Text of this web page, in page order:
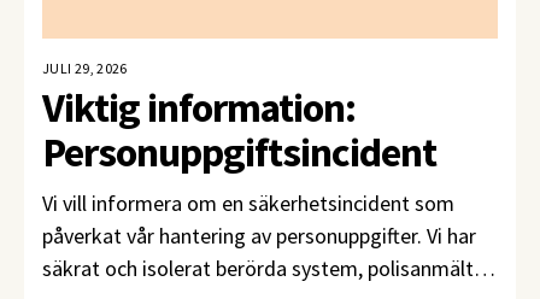
JULI 29, 2026
Viktig information:
Personuppgiftsincident
Vi vill informera om en säkerhetsincident som
påverkat vår hantering av personuppgifter. Vi har
säkrat och isolerat berörda system, polisanmält